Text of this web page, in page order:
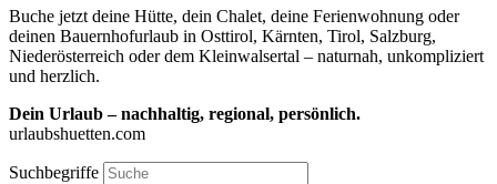
Buche jetzt deine Hütte, dein Chalet, deine Ferienwohnung oder
deinen Bauernhofurlaub in Osttirol, Kärnten, Tirol, Salzburg,
Niederösterreich oder dem Kleinwalsertal – naturnah, unkompliziert
und herzlich.
Dein Urlaub – nachhaltig, regional, persönlich.
urlaubshuetten.com
Suchbegriffe